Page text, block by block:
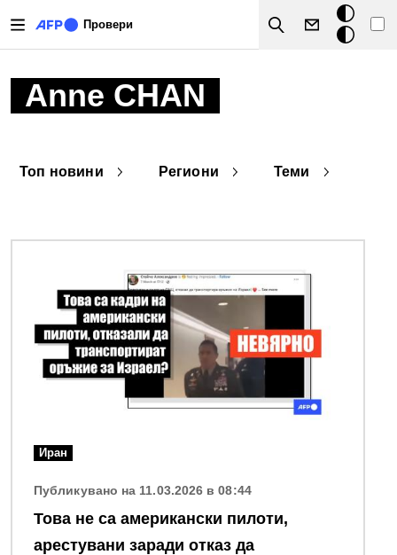
Провери
Search
Тъмен
режим
Anne CHAN
Топ новини Региони Теми
Иран
Публикувано на 11.03.2026 в 08:44
Това не са aмерикански пилоти,
арестувани заради отказ да